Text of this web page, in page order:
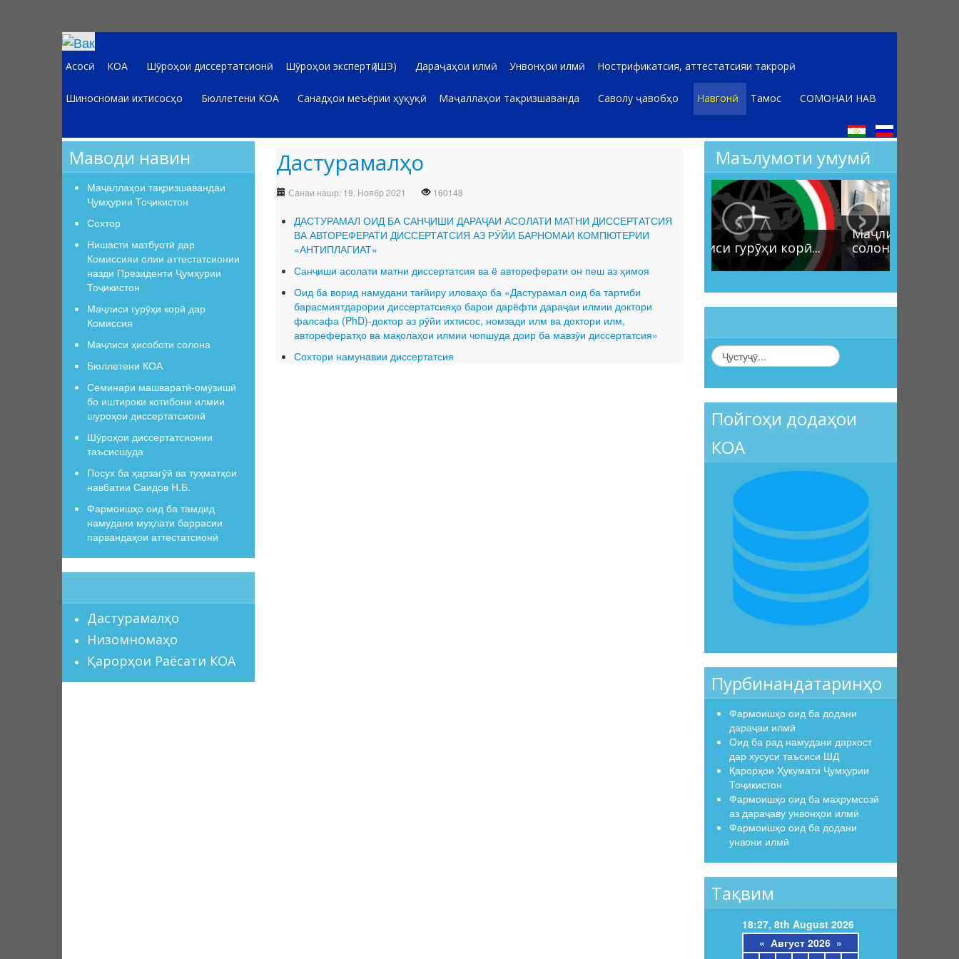
Асосӣ КОА Шӯроҳои диссертатсионӣ Шӯроҳои экспертӣ (ШЭ) Дараҷаҳои илмӣ Унвонҳои илмӣ Нострификатсия, аттестатсияи такрорӣ
Шиносномаи ихтисосҳо Бюллетени КОА Санадҳои меъёрии ҳуқуқӣ Маҷаллаҳои тақризшаванда Саволу ҷавобҳо Навгонӣ Тамос СОМОНАИ НАВ
Маводи навин
Маҷаллаҳои тақризшавандаи
Ҷумҳурии Тоҷикистон
Сохтор
Нишасти матбуотӣ дар
Комиссияи олии аттестатсионии
назди Президенти Ҷумҳурии
Тоҷикистон
Маҷлиси гурӯҳи корӣ дар
Комиссия
Маҷлиси ҳисоботи солона
Бюллетени КОА
Семинари машваратӣ-омӯзишӣ
бо иштироки котибони илмии
шуроҳои диссертатсионӣ
Шӯроҳои диссертатсионии
таъсисшуда
Посух ба ҳарзагӯӣ ва туҳматҳои
навбатии Саидов Н.Б.
Фармоишҳо оид ба тамдид
намудани муҳлати баррасии
парвандаҳои аттестатсионӣ
Дастурамалҳо
Низомномаҳо
Қарорҳои Раёсати КОА
Дастурамалҳо
Санаи нашр: 19. Ноябр 2021 160148
ДАСТУРАМАЛ ОИД БА САНҶИШИ ДАРАҶАИ АСОЛАТИ МАТНИ ДИССЕРТАТСИЯ
ВА АВТОРЕФЕРАТИ ДИССЕРТАТСИЯ АЗ РӮЙИ БАРНОМАИ КОМПЮТЕРИИ
«АНТИПЛАГИАТ»
Санҷиши асолати матни диссертатсия ва ё автореферати он пеш аз ҳимоя
Оид ба ворид намудани тағйиру иловаҳо ба «Дастурамал оид ба тартиби
барасмиятдарории диссертатсияҳо барои дарёфти дараҷаи илмии доктори
фалсафа (PhD)-доктор аз рӯйи ихтисос, номзади илм ва доктори илм,
авторефератҳо ва мақолаҳои илмии чопшуда доир ба мавзӯи диссертатсия»
Сохтори намунавии диссертатсия
Маълумоти умумӣ
Маҷлиси ҳисоботи
солона...
‹ ›
Пойгоҳи додаҳои
КОА
Пурбинандатаринҳо
Фармоишҳо оид ба додани
дараҷаи илмӣ
Оид ба рад намудани дархост
дар хусуси таъсиси ШД
Қарорҳои Ҳукумати Ҷумҳурии
Тоҷикистон
Фармоишҳо оид ба маҳрумсозӣ
аз дараҷаву унвонҳои илмӣ
Фармоишҳо оид ба додани
унвони илмӣ
Тақвим
18:27, 8th August 2026
« Август 2026 »